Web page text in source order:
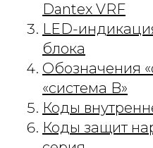
Dantex VRF
LED-
блока
Обозначения
«система B»
Коды
Коды защит